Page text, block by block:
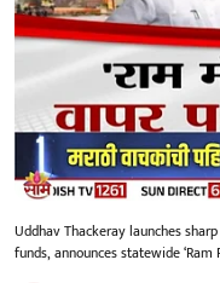
Uddhav Thackeray launches
funds, announces statewide ‘Ram